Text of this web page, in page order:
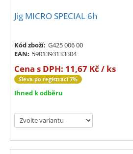
Jig MICRO SPECIAL 6h
Kód zboží: G425 006 00
EAN: 5901393133304
Cena s DPH: 11,67 Kč / ks
Sleva po registraci 7%
Ihned k odběru